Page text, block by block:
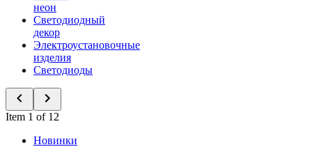
неон
Светодиодный
декор
Электроустановочные
изделия
Светодиоды
Item 1 of 12
Новинки